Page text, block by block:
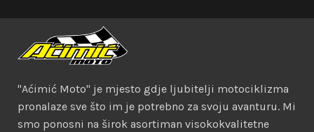
"Aćimić Moto" je mjesto gdje ljubitelji motociklizma
pronalaze sve što im je potrebno za svoju avanturu. Mi
smo ponosni na širok asortiman visokokvalitetne